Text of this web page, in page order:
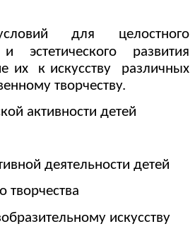
для целостного
эстетического развития
их к искусству различных
творчеству.
активности детей
деятельности детей
творчества
искусству